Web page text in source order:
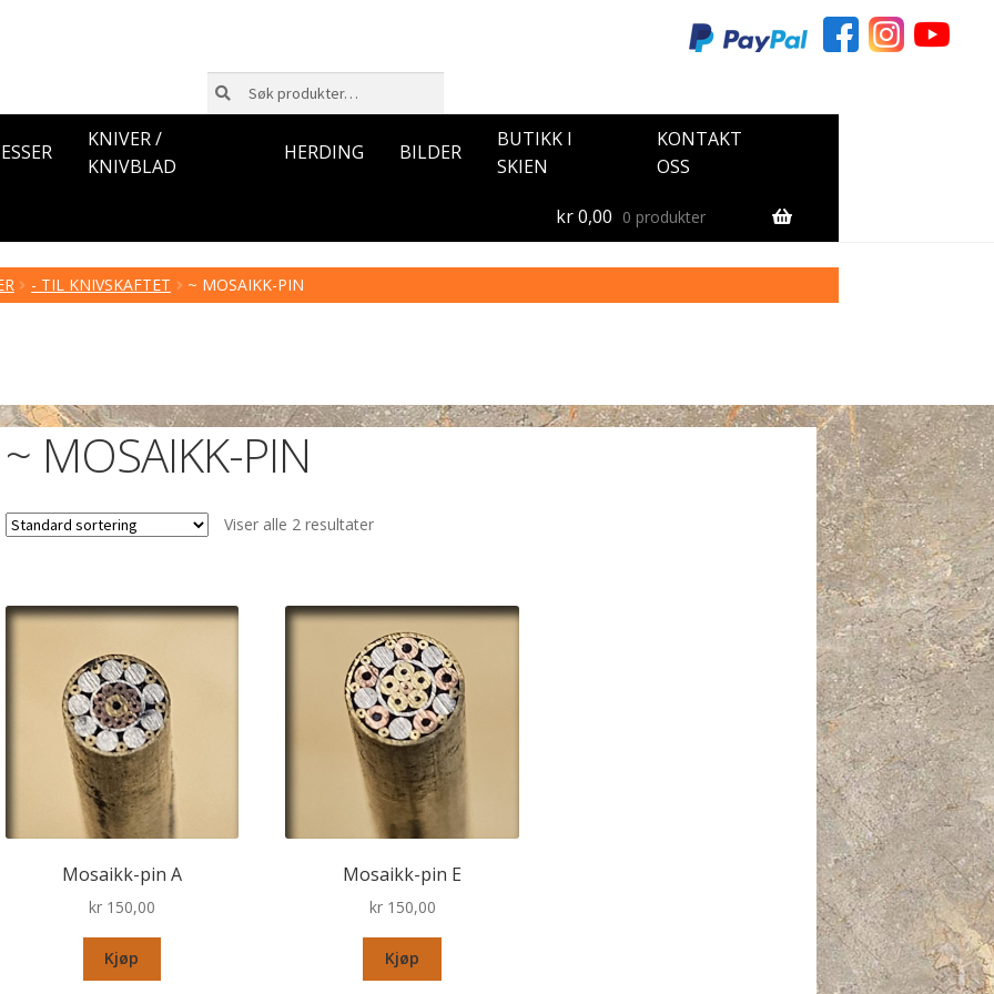
Søk
etter:
Søk
KNIVER /
KNIVBLAD
HERDING BILDER
BUTIKK I
SKIEN
KONTAKT
OSS
kr0,00 0 produkter
- TIL KNIVSKAFTET ~ MOSAIKK-PIN
~ MOSAIKK-PIN
Viser alle 2 resultater
Mosaikk-pin A
kr150,00
Kjøp
Mosaikk-pin E
kr150,00
Kjøp